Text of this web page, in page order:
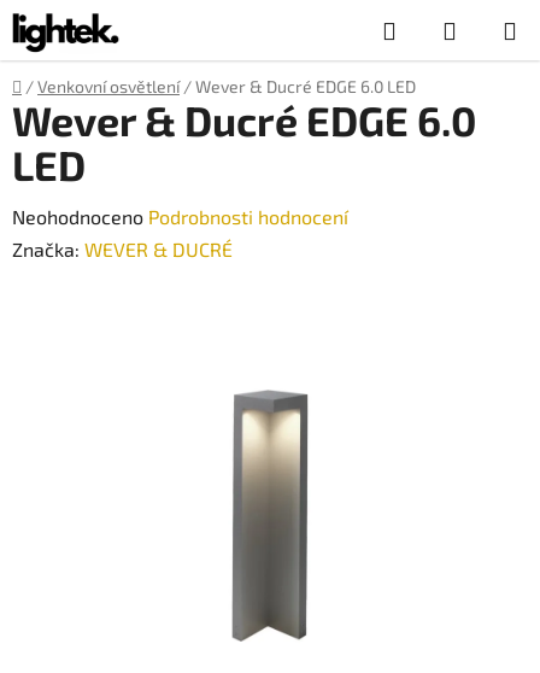
Přejít
na
obsah
Hledat
KOŠÍK
Domů
/Venkovní osvětlení /Wever & Ducré EDGE 6.0 LED
Wever & Ducré EDGE 6.0
LED
Průměrné
hodnocení
Neohodnoceno Podrobnosti hodnocení
Značka: WEVER & DUCRÉ